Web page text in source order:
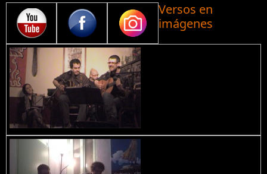
Versos en
imágenes